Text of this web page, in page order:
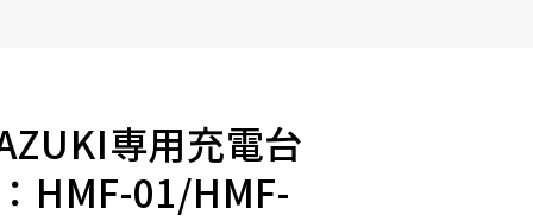
専用充電台
HMF-01/HMF-